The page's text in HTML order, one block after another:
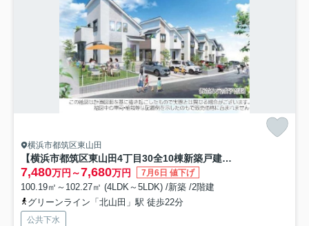
横浜市都筑区東山田
【横浜市都筑区東山田4丁目30全10棟新築戸建て】★仲介手数料無料★（東山田小学校・東山田中学校）
7,480万円～7,680万円 7月6日 値下げ
100.19㎡～102.27㎡ (4LDK～5LDK) /新築 /2階建
グリーンライン「北山田」駅 徒歩22分
公共下水